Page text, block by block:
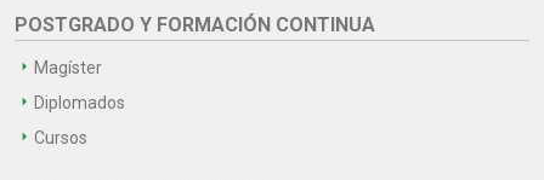
POSTGRADO Y FORMACIÓN CONTINUA
Magíster
Diplomados
Cursos